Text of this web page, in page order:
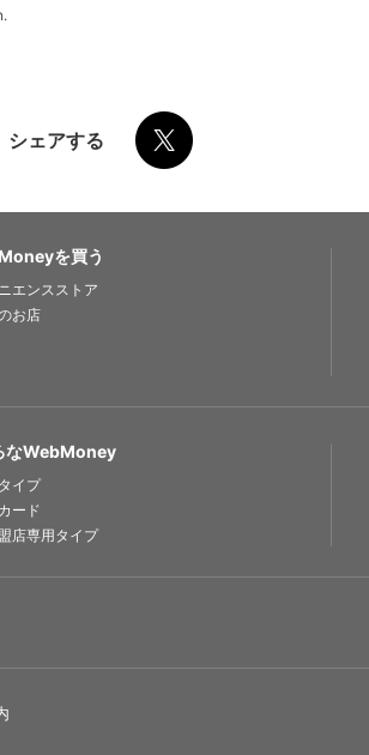
シェアする
を買う
エンスストア
お店
なWebMoney
イプ
ード
店専用タイプ